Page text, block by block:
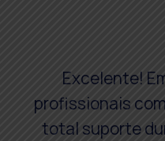
Excelente!
profissionais
total suporte